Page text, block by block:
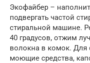
Экофайбер –
подвергать частой
стиральной машине.
40 градусов, отжим
волокна в комок. Для
моющие средства,